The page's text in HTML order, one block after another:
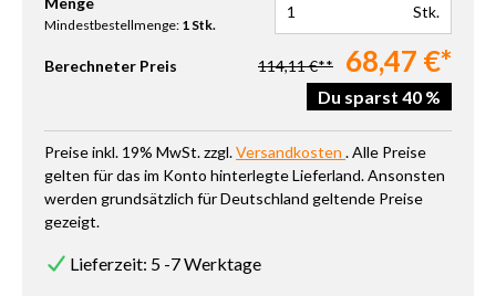
Mindestbestellmenge: 1 Stk.
Stk.
Berechneter Preis 114,11 €** 68,47 €*
Du sparst 40 %
Preise inkl. 19% MwSt. zzgl.Versandkosten . Alle Preise
gelten für das im Konto hinterlegte Lieferland. Ansonsten
werden grundsätzlich für Deutschland geltende Preise
gezeigt.
Lieferzeit: 5 -7 Werktage